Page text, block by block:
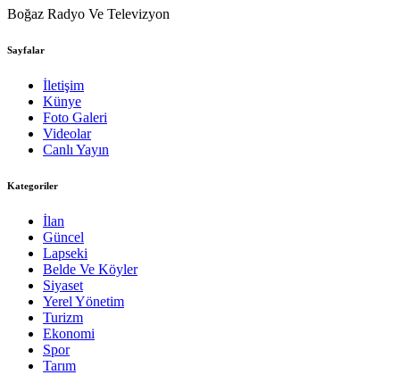
Boğaz Radyo Ve Televizyon
Sayfalar
İletişim
Künye
Foto Galeri
Videolar
Canlı Yayın
Kategoriler
İlan
Güncel
Lapseki
Belde Ve Köyler
Siyaset
Yerel Yönetim
Turizm
Ekonomi
Spor
Tarım